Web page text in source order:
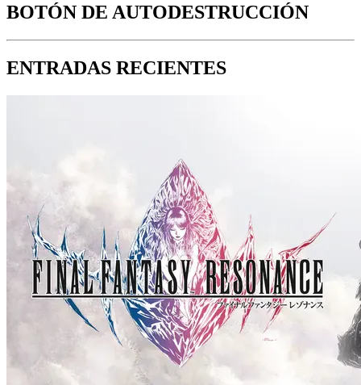
BOTÓN DE AUTODESTRUCCIÓN
ENTRADAS RECIENTES